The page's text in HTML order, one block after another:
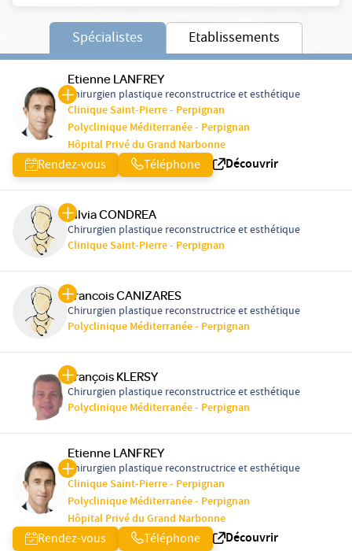
Spécialistes Etablissements
Etienne LANFREY
Chirurgien plastique reconstructrice et esthétique
Clinique Saint-Pierre - Perpignan
Polyclinique Méditerranée - Perpignan
Hôpital Privé du Grand Narbonne
Rendez-vous Téléphone Découvrir
Silvia CONDREA
Chirurgien plastique reconstructrice et esthétique
Clinique Saint-Pierre - Perpignan
Francois CANIZARES
Chirurgien plastique reconstructrice et esthétique
Polyclinique Méditerranée - Perpignan
François KLERSY
Chirurgien plastique reconstructrice et esthétique
Polyclinique Méditerranée - Perpignan
Etienne LANFREY
Chirurgien plastique reconstructrice et esthétique
Clinique Saint-Pierre - Perpignan
Polyclinique Méditerranée - Perpignan
Hôpital Privé du Grand Narbonne
Rendez-vous Téléphone Découvrir